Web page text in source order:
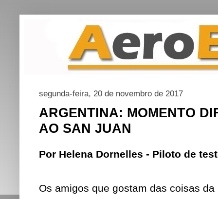
segunda-feira, 20 de novembro de 2017
ARGENTINA: MOMENTO
AO SAN JUAN
Por Helena Dornelles - Piloto de
Os amigos que gostam das coisas